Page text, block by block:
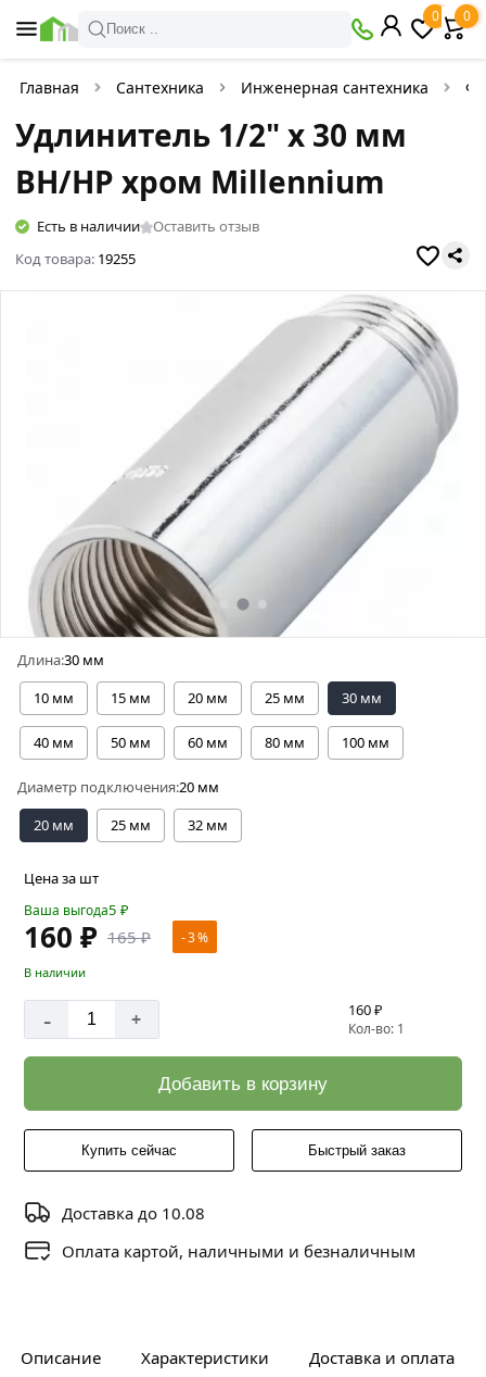
Поиск ..
0 0
Главная Сантехника Инженерная сантехника
Удлинитель 1/2" х 30 мм
ВН/НР хром Millennium
Есть в наличии
Оставить отзыв
Код товара: 19255
Длина:30 мм
10 мм
15 мм 20 мм 25 мм 30 мм
40 мм 50 мм 60 мм 80 мм 100 мм
Диаметр подключения:20 мм
20 мм
25 мм 32 мм
Цена за шт
Ваша выгода5 ₽
160 ₽ 165 ₽ - 3 %
В наличии
- + 160 ₽
Кол-во: 1
Добавить в корзину
Купить сейчас Быстрый заказ
Доставка до 10.08
Оплата картой, наличными и безналичным
Описание Характеристики Доставка и оплата